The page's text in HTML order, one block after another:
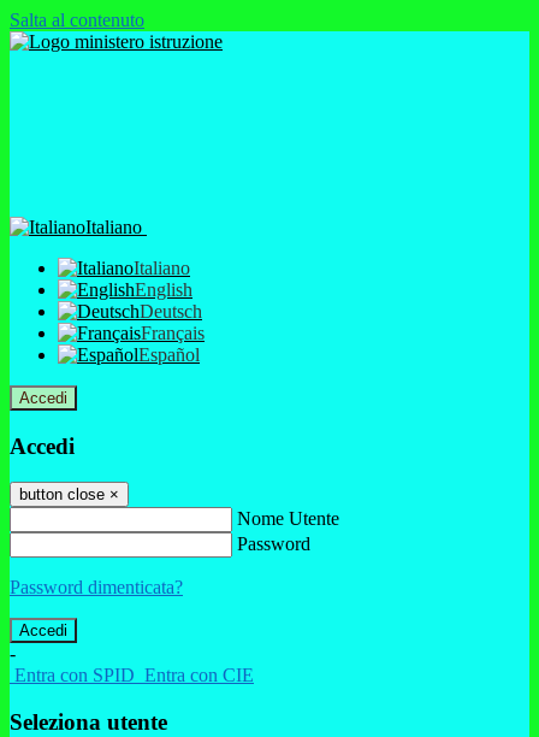
Salta al contenuto
Italiano
Italiano
English
Deutsch
Français
Español
Accedi
Accedi
button close ×
Nome Utente
Password
Password dimenticata?
-
Entra con SPID Entra con CIE
Seleziona utente